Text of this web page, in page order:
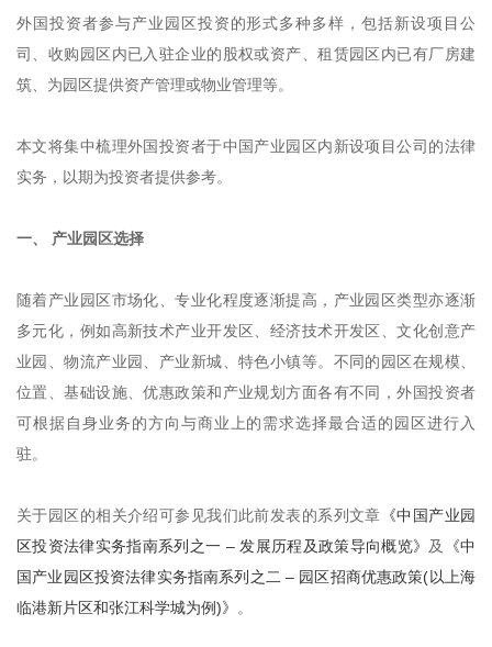
外国投资者参与产业园区投资的形式多种多样，包括新设项目公
司、收购园区内已入驻企业的股权或资产、租赁园区内已有厂房建
筑、为园区提供资产管理或物业管理等。
本文将集中梳理外国投资者于中国产业园区内新设项目公司的法律
实务，以期为投资者提供参考。
一、 产业园区选择
随着产业园区市场化、专业化程度逐渐提高，产业园区类型亦逐渐
多元化，例如高新技术产业开发区、经济技术开发区、文化创意产
业园、物流产业园、产业新城、特色小镇等。不同的园区在规模、
位置、基础设施、优惠政策和产业规划方面各有不同，外国投资者
可根据自身业务的方向与商业上的需求选择最合适的园区进行入
驻。
关于园区的相关介绍可参见我们此前发表的系列文章 《中国产业园
区投资法律实务指南系列之一 – 发展历程及政策导向概览》 及
《中
国产业园区投资法律实务指南系列之二 – 园区招商优惠政策(以上海
临港新片区和张江科学城为例)》
。